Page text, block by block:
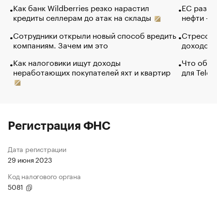
Как банк Wildberries резко нарастил
кредиты селлерам до атак на склады
Сотрудники открыли новый способ вредить
компаниям. Зачем им это
Как налоговики ищут доходы
неработающих покупателей яхт и квартир
ЕС
нефти —
Стресс
доходов
Что
для
Регистрация ФНС
Дата регистрации
29 июня 2023
Код налогового органа
5081